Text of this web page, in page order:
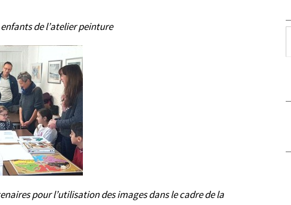
enfants de l’atelier peinture
pour l’utilisation des images dans le cadre de la